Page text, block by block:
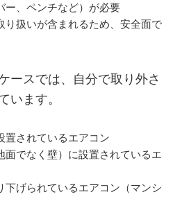
ー、ペンチなど）が必要
り扱いが含まれるため、安全面で
ースでは、自分で取り外さ
います。
置されているエアコン
面でなく壁）に設置されているエ
下げられているエアコン（マンシ